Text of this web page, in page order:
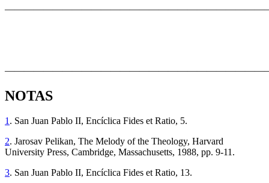
NOTAS
1. San Juan Pablo II, Encíclica Fides et Ratio, 5.
2. Jarosav Pelikan, The Melody of the Theology, Harvard
University Press, Cambridge, Massachusetts, 1988, pp. 9-11.
3. San Juan Pablo II, Encíclica Fides et Ratio, 13.